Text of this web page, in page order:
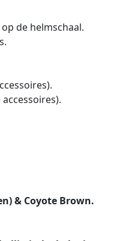
op de helmschaal.
& Coyote Brown.